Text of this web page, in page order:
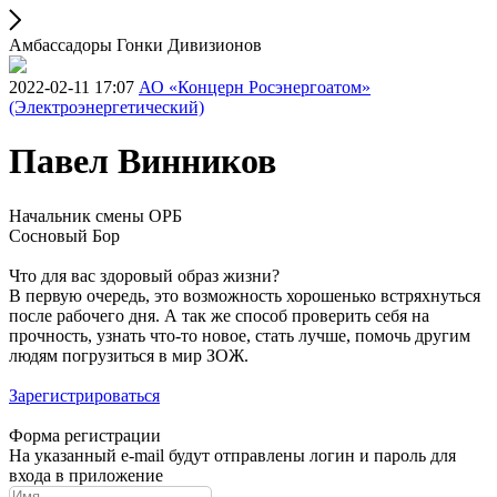
Амбассадоры Гонки Дивизионов
2022-02-11 17:07 АО «Концерн Росэнергоатом»
(Электроэнергетический)
Павел Винников
Начальник смены ОРБ
Сосновый Бор
Что для вас здоровый образ жизни?
В первую очередь, это возможность хорошенько встряхнуться
после рабочего дня. А так же способ проверить себя на
прочность, узнать что-то новое, стать лучше, помочь другим
людям погрузиться в мир ЗОЖ.
Зарегистрироваться
Форма регистрации
На указанный e-mail будут отправлены логин и пароль для
входа в приложение